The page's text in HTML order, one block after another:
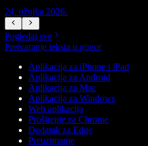
24. ožujka 2026.
Pogledaj sve
Pretvaranje teksta u govor
Aplikacija za iPhone i iPad
Aplikacija za Android
Aplikacija za Mac
Aplikacija za Windows
Web aplikacija
Proširenje za Chrome
Dodatak za Edge
Preuzimanje